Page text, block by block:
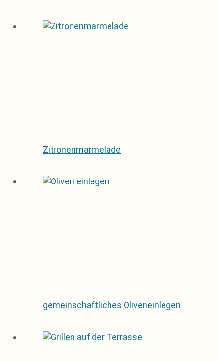
Zitronenmarmelade
gemeinschaftliches Oliveneinlegen